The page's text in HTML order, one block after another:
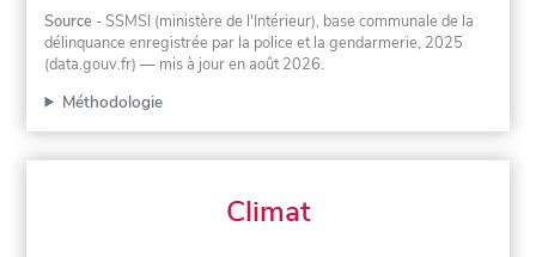
Source - SSMSI (ministère de l'Intérieur), base communale de la
délinquance enregistrée par la police et la gendarmerie, 2025
(data.gouv.fr) — mis à jour en août 2026.
Méthodologie
Climat